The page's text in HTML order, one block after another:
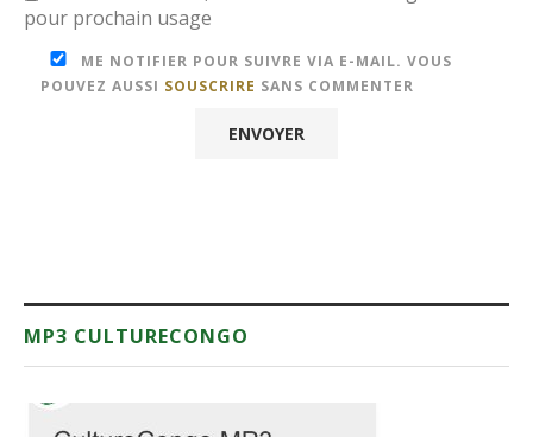
pour prochain usage
ME NOTIFIER POUR SUIVRE VIA E-MAIL. VOUS
POUVEZ AUSSI SOUSCRIRE SANS COMMENTER
MP3 CULTURECONGO